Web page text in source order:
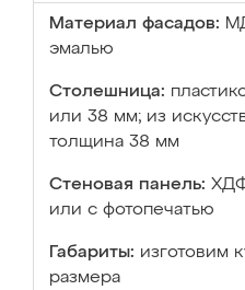
Материал фасадов:
эмалью
Столешница:
или 38 мм; из
толщина 38 мм
Стеновая панель:
или с фотопечатью
Габариты: изготовим
размера